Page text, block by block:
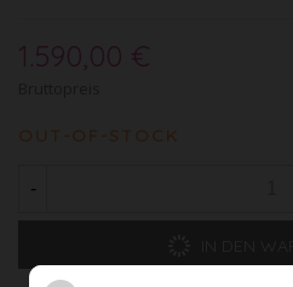
1.590,00 €
OUT-OF-STOCK
-